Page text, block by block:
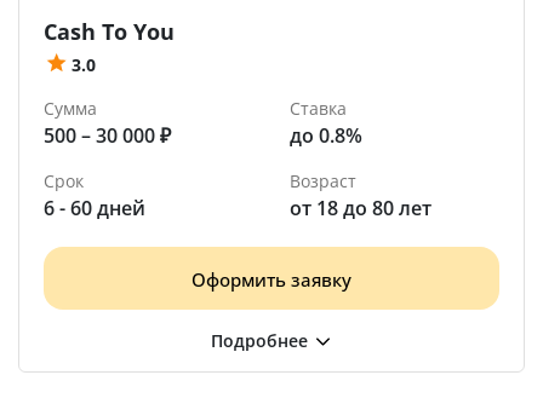
Cash To You
3.0
Сумма
500 – 30 000 ₽
Ставка
до 0.8%
Срок
6 - 60 дней
Возраст
от 18 до 80 лет
Оформить заявку